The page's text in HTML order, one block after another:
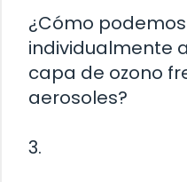
¿Cómo
individualmente
capa de ozono
aerosoles?
3.